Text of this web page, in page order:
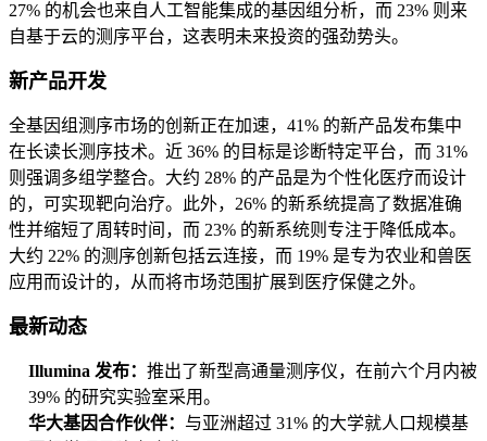
27% 的机会也来自人工智能集成的基因组分析，而 23% 则来
自基于云的测序平台，这表明未来投资的强劲势头。
新产品开发
全基因组测序市场的创新正在加速，41% 的新产品发布集中
在长读长测序技术。近 36% 的目标是诊断特定平台，而 31%
则强调多组学整合。大约 28% 的产品是为个性化医疗而设计
的，可实现靶向治疗。此外，26% 的新系统提高了数据准确
性并缩短了周转时间，而 23% 的新系统则专注于降低成本。
大约 22% 的测序创新包括云连接，而 19% 是专为农业和兽医
应用而设计的，从而将市场范围扩展到医疗保健之外。
最新动态
Illumina 发布： 推出了新型高通量测序仪，在前六个月内被
39% 的研究实验室采用。
华大基因合作伙伴： 与亚洲超过 31% 的大学就人口规模基